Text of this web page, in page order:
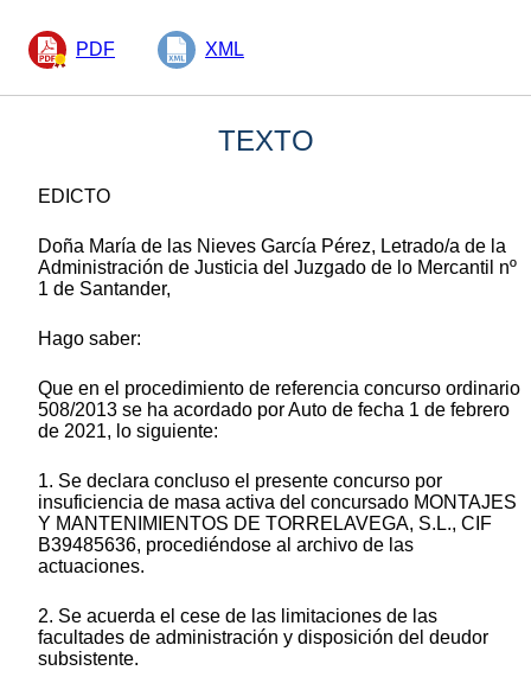
PDF XML
TEXTO
EDICTO
Doña María de las Nieves García Pérez, Letrado/a de la
Administración de Justicia del Juzgado de lo Mercantil nº
1 de Santander,
Hago saber:
Que en el procedimiento de referencia concurso ordinario
508/2013 se ha acordado por Auto de fecha 1 de febrero
de 2021, lo siguiente:
1. Se declara concluso el presente concurso por
insuficiencia de masa activa del concursado MONTAJES
Y MANTENIMIENTOS DE TORRELAVEGA, S.L., CIF
B39485636, procediéndose al archivo de las
actuaciones.
2. Se acuerda el cese de las limitaciones de las
facultades de administración y disposición del deudor
subsistente.